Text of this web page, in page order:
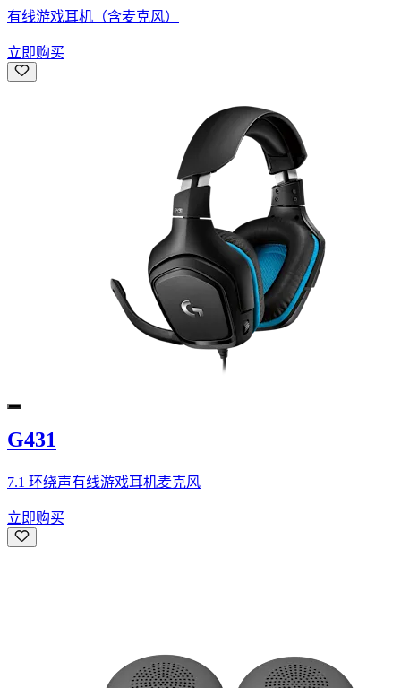
有线游戏耳机（含麦克风）
立即购买
G431
7.1 环绕声有线游戏耳机麦克风
立即购买